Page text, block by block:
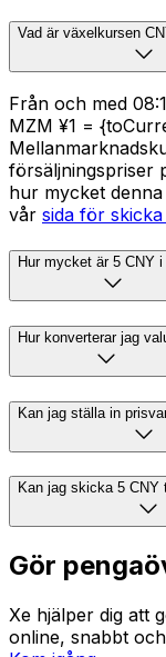
Vad är växelkursen
Från och med
MZM ¥1 =
försäljningspriser
hur mycket
vår sida för
Hur mycket är 5 CNY
Hur konverterar jag
Kan jag ställa in
Kan jag skicka 5 CNY
Gör
Xe hjälper dig att
online, snabbt